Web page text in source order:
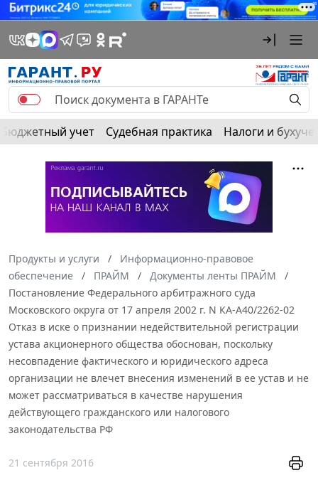
Бюджетный учет Судебная практика Налоги и
Продукты и услуги
Информационно-правовое
обеспечение
ПРАЙМ
Документы ленты ПРАЙМ
Постановление Федерального арбитражного суда
Московского округа от 17 апреля 2002 г. N КА-А40/2262-02
Отказ в иске о признании недействительной регистрации
устава акционерного общества обоснован, поскольку
несовпадение фактического и юридического адреса
организации не влечет внесения изменений в ее устав и не
может рассматриваться в качестве нарушения
действующего гражданского или налогового
законодательства РФ
21 сентября 2016